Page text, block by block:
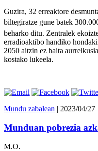
Guzira, 32 erreaktore
biltegiratze gune batek
beharko ditu. Zentralek
erradioaktibo handiko
2050 aitzin ez baita
kostako lukeela.
Mundu zabalean | 2023/04/27
Munduan pobrezia
M.O.